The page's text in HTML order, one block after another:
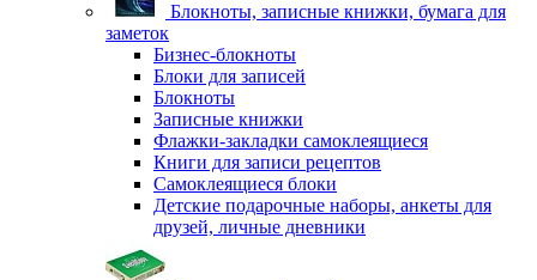
Блокноты, записные книжки, бумага для
заметок
Бизнес-блокноты
Блоки для записей
Блокноты
Записные книжки
Флажки-закладки самоклеящиеся
Книги для записи рецептов
Самоклеящиеся блоки
Детские подарочные наборы, анкеты для
друзей, личные дневники